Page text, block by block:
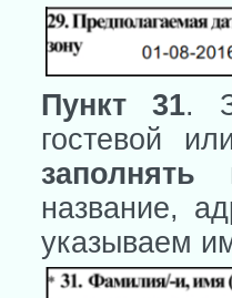
Пункт 31.
гостевой
название,
указываем